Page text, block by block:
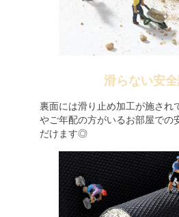
滑らない安
裏面には滑り止め加工が施され
やご年配の方がいるお部屋での
だけます◎